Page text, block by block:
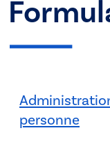
personne